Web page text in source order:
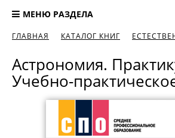
МЕНЮ РАЗДЕЛА
ГЛАВНАЯ КАТАЛОГ КНИГ
Астрономия.
Учебно-